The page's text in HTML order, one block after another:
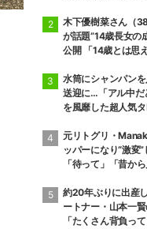
木下優樹菜さん（
が話題”14歳長女の
公開 「14歳とは思
ぎる」など反響
水筒にシャンパン
送迎に…「アル中だ
を風靡した超人気
元リトグリ・
ッパーになり“激変
「待って」「昔か
約20年ぶりに出産
ートナー・山本一
「たくさん背負っ